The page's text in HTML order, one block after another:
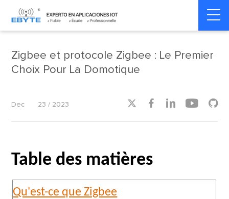
Home > Smart Home > Smart Home
Zigbee et protocole Zigbee : Le Premier
Choix Pour La Domotique
Dec 23 / 2023     
Table des matières
Qu'est-ce que Zigbee